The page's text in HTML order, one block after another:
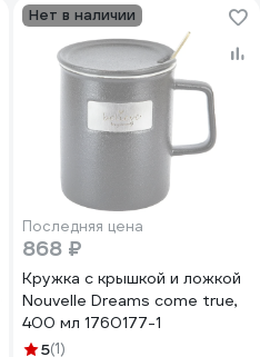
Нет в наличии
Последняя цена
868 ₽
Кружка с крышкой и ложкой
Nouvelle Dreams come true,
400 мл 1760177-1
5(1)